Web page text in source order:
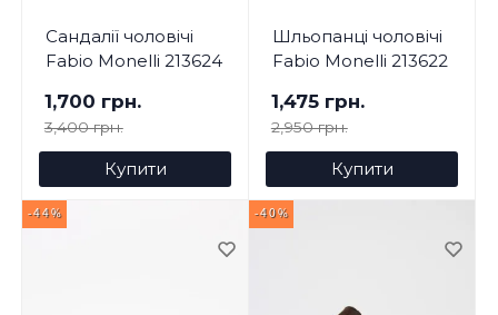
Сандалії чоловічі
Fabio Monelli 213624
1,700 грн.
3,400 грн.
Купити
Шльопанці чоловічі
Fabio Monelli 213622
1,475 грн.
2,950 грн.
Купити
-44% -40%